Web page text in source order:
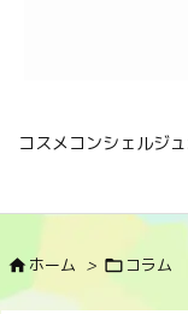
コスメコンシェルジ
ホーム > コラム